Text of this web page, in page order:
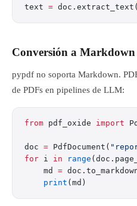
text = doc.extract_text(
Conversión a
pypdf no soporta Markdown.
de PDFs en pipelines de LLM:
from pdf_oxide import
doc = PdfDocument(
for i in range
    md
=
    print
(md)